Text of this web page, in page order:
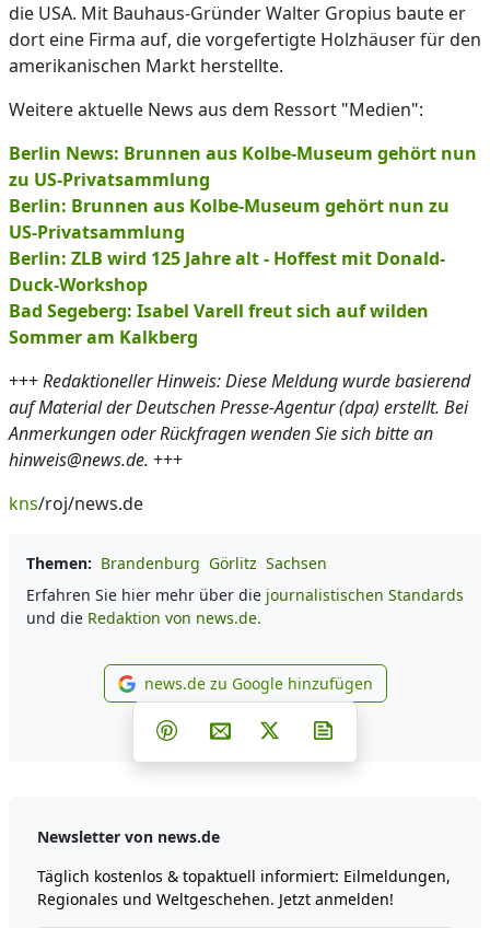
die USA. Mit Bauhaus-Gründer Walter Gropius baute er
dort eine Firma auf, die vorgefertigte Holzhäuser für den
amerikanischen Markt herstellte.
Weitere aktuelle News aus dem Ressort "Medien":
Berlin News: Brunnen aus Kolbe-Museum gehört nun
zu US-Privatsammlung
Berlin: Brunnen aus Kolbe-Museum gehört nun zu
US-Privatsammlung
Berlin: ZLB wird 125 Jahre alt - Hoffest mit Donald-
Duck-Workshop
Bad Segeberg: Isabel Varell freut sich auf wilden
Sommer am Kalkberg
+++Redaktioneller Hinweis: Diese Meldung wurde basierend
auf Material der Deutschen Presse-Agentur (dpa) erstellt. Bei
Anmerkungen oder Rückfragen wenden Sie sich bitte an
hinweis@news.de. +++
kns/roj/news.de
Themen: Brandenburg Görlitz Sachsen
Erfahren Sie hier mehr über die journalistischen Standards
und die Redaktion von news.de.
news.de zu Google
news.de zu Google hinzufügen
Teilen auf Facebook
Teilen auf Whatsapp
Teilen auf Telegram
Teilen auf Pinterest
Per E-Mail teilen
Post auf X
Newsletter von news.de
Täglich kostenlos & topaktuell informiert: Eilmeldungen,
Regionales und Weltgeschehen. Jetzt anmelden!